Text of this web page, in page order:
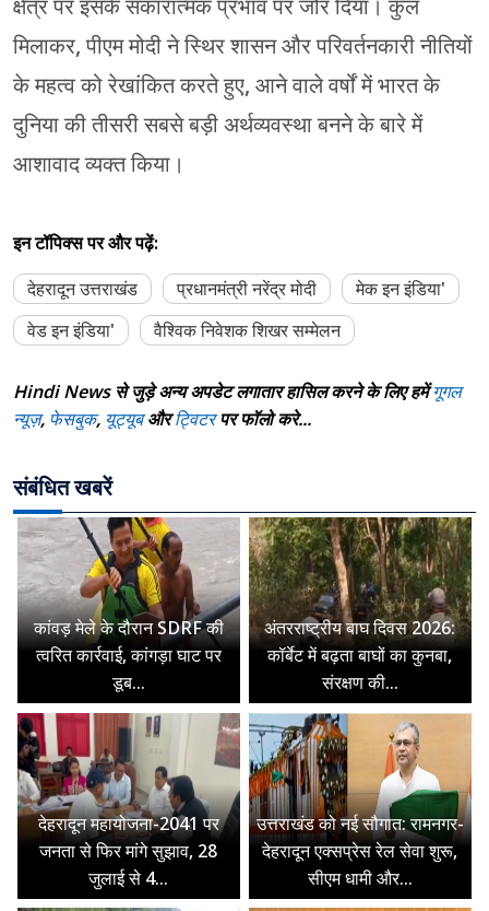
क्षेत्र पर इसके सकारात्मक प्रभाव पर जोर दिया। कुल
मिलाकर, पीएम मोदी ने स्थिर शासन और परिवर्तनकारी नीतियों
के महत्व को रेखांकित करते हुए, आने वाले वर्षों में भारत के
दुनिया की तीसरी सबसे बड़ी अर्थव्यवस्था बनने के बारे में
आशावाद व्यक्त किया।
इन टॉपिक्स पर और पढ़ें:
देहरादून उत्तराखंड
प्रधानमंत्री नरेंद्र मोदी
मेक इन इंडिया'
वेड इन इंडिया'
वैश्विक निवेशक शिखर सम्मेलन
Hindi News से जुड़े अन्य अपडेट लगातार हासिल करने के लिए हमेंगूगल
न्यूज़, फेसबुक, यूट्यूबऔरट्विटरपर फॉलो करे...
संबंधित खबरें
कांवड़ मेले के दौरान SDRF की
त्वरित कार्रवाई, कांगड़ा घाट पर
डूब...
अंतरराष्ट्रीय बाघ दिवस 2026:
कॉर्बेट में बढ़ता बाघों का कुनबा,
संरक्षण की...
देहरादून महायोजना-2041 पर
जनता से फिर मांगे सुझाव, 28
जुलाई से 4...
उत्तराखंड को नई सौगात: रामनगर-
देहरादून एक्सप्रेस रेल सेवा शुरू,
सीएम धामी और...